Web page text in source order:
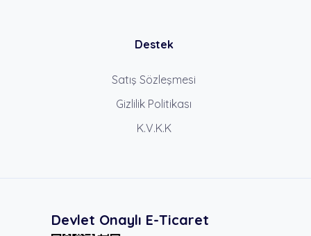
Destek
Satış Sözleşmesi
Gizlilik Politikası
K.V.K.K
Devlet Onaylı E-Ticaret